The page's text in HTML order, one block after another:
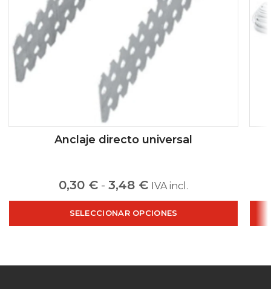
Anclaje directo universal
0,30 € - 3,48 € IVA incl.
SELECCIONAR OPCIONES